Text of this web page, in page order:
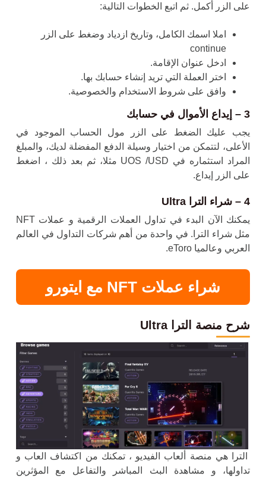
على الزر أكمل. ثم اتبع الخطوات التالية:
املا اسمك الكامل، وتاريخ ازدياد وضغط على الزر
continue
ادخل عنوان الإقامة.
اختر العملة التي تريد إنشاء حسابك بها.
وافق على شروط الاستخدام والخصوصية.
3 – إيداع الأموال في حسابك
يجب عليك الضغط على الزر مول الحساب الموجود في
الأعلى، لتتمكن من اختيار وسيلة الدفع المفضلة لديك، والمبلغ
المراد استثماره في UOS /USD مثلا، ثم بعد ذلك ، اضغط
على الزر إيداع.
4 – شراء الترا Ultra
يمكنك الآن البدء في تداول العملات الرقمية و عملات NFT
مثل شراء الترا. في واحدة من أهم شركات التداول في العالم
العربي وعالميا eToro.
شراء عملات NFT مع ايتورو
شرح منصة الترا Ultra
الترا هي منصة ألعاب الفيديو ، تمكنك من اكتشاف العاب و
تداولها، و مشاهدة البث المباشر والتفاعل مع المؤثرين